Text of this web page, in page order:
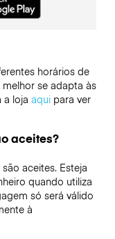
horários de
se adapta às
a loja aquipara ver
aceites?
aceites. Esteja
quando utiliza
só será válido
à